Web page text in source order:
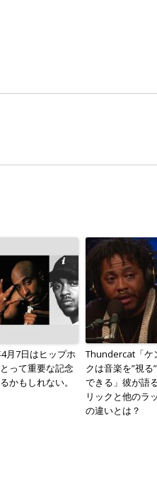
月7日はヒップホ
って重要な記念
かもしれない。
Thundercat「ケ
クは音楽を”視る
できる」彼が語
リックと他のラ
の違いとは？